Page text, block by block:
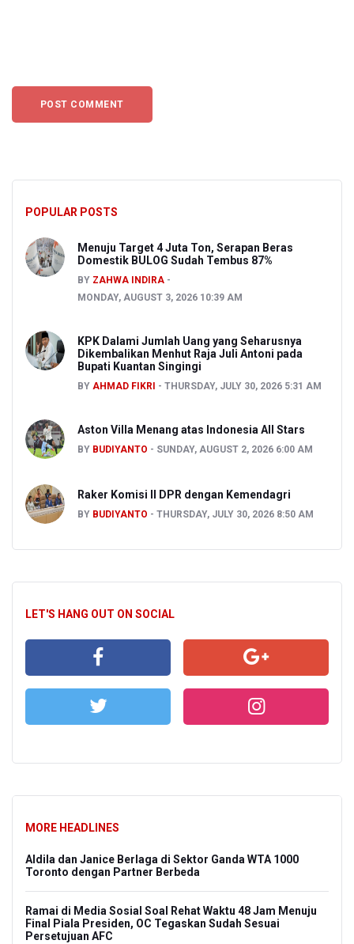
POPULAR POSTS
Menuju Target 4 Juta Ton, Serapan Beras
Domestik BULOG Sudah Tembus 87%
BY ZAHWA INDIRA
MONDAY, AUGUST 3, 2026 10:39 AM
KPK Dalami Jumlah Uang yang Seharusnya
Dikembalikan Menhut Raja Juli Antoni pada
Bupati Kuantan Singingi
BY AHMAD FIKRI THURSDAY, JULY 30, 2026 5:31 AM
Aston Villa Menang atas Indonesia All Stars
BY BUDIYANTO SUNDAY, AUGUST 2, 2026 6:00 AM
Raker Komisi II DPR dengan Kemendagri
BY BUDIYANTO THURSDAY, JULY 30, 2026 8:50 AM
LET'S HANG OUT ON SOCIAL
MORE HEADLINES
Aldila dan Janice Berlaga di Sektor Ganda WTA 1000
Toronto dengan Partner Berbeda
Ramai di Media Sosial Soal Rehat Waktu 48 Jam Menuju
Final Piala Presiden, OC Tegaskan Sudah Sesuai
Persetujuan AFC